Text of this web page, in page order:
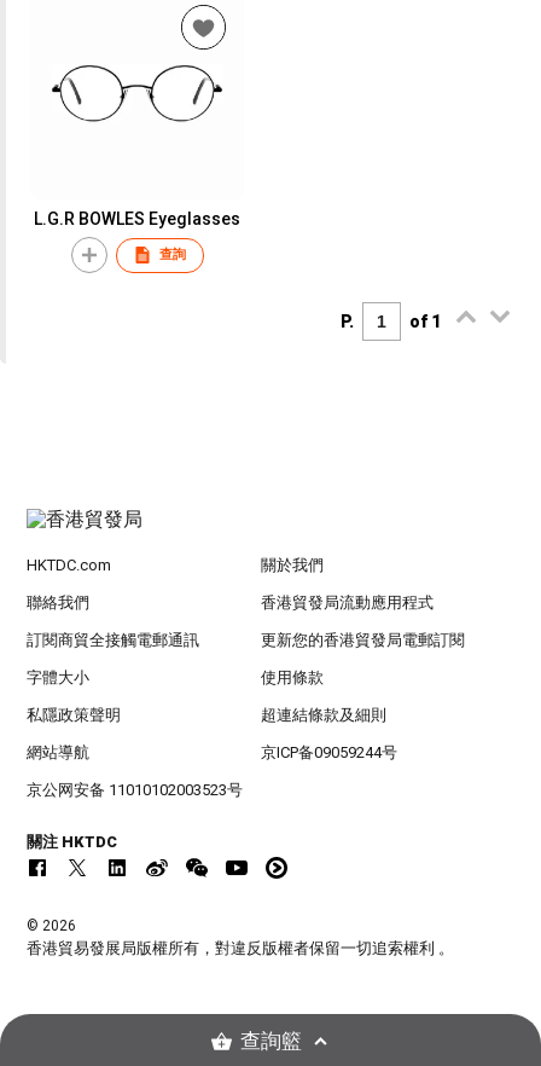
L.G.R BOWLES Eyeglasses
查詢
P. of 1
HKTDC.com 關於我們
聯絡我們 香港貿發局流動應用程式
訂閱商貿全接觸電郵通訊 更新您的香港貿發局電郵訂閱
字體大小 使用條款
私隱政策聲明 超連結條款及細則
網站導航 京ICP备09059244号
京公网安备 11010102003523号
關注 HKTDC
© 2026
香港貿易發展局版權所有，對違反版權者保留一切追索權利 。
查詢籃